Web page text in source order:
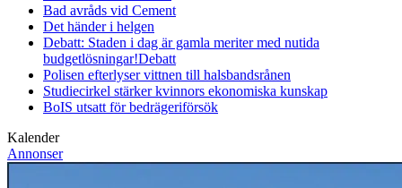
Bad avråds vid Cement
Det händer i helgen
Debatt: Staden i dag är gamla meriter med nutida
budgetlösningar!Debatt
Polisen efterlyser vittnen till halsbandsrånen
Studiecirkel stärker kvinnors ekonomiska kunskap
BoIS utsatt för bedrägeriförsök
Kalender
Annonser